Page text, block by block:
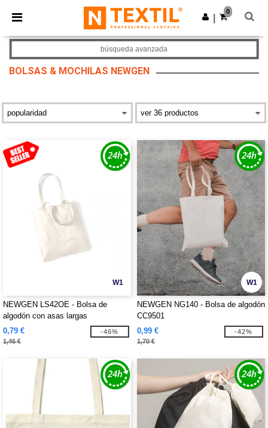
× App de Ntextil
¡Mejores precios en app!
Descargar app
0
BOLSAS & MOCHILAS NEWGEN
búsqueda avanzada
W1
NEWGEN LS42OE - Bolsa de
algodón con asas largas
0,79 €
1,46 €
-46%
W1
NEWGEN NG140 - Bolsa de algodón
CC9501
0,99 €
1,70 €
-42%